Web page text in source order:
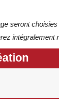
seront choisies
intégralement